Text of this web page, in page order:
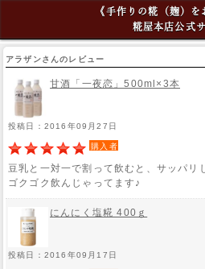
《手作りの糀（麹）を
糀屋本店公式
アラザンさんのレビュー
甘酒「一夜恋」500ml×3本
投稿日：2016年09月27日
購入者
豆乳と一対一で割って飲むと、サッパリ
ゴクゴク飲んじゃってます♪
にんにく塩糀 400ｇ
投稿日：2016年09月17日